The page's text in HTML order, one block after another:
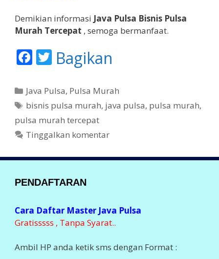
Demikian informasi Java Pulsa Bisnis Pulsa
Murah Tercepat , semoga bermanfaat.
F
e
b
o
o
T
itt
er
Bagikan
K
a
e
g
r
Java Pulsa, Pulsa Murah
T
a
bisnis pulsa murah, java pulsa, pulsa murah,
pulsa murah tercepat
Tinggalkan komentar
PENDAFTARAN
Cara Daftar Master Java Pulsa
Gratisssss , Tanpa Syarat..
Ambil HP anda ketik sms dengan Format :